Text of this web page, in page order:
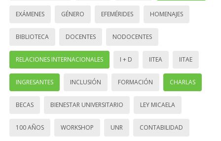
EXÁMENES GÉNERO EFEMÉRIDES HOMENAJES
BIBLIOTECA DOCENTES NODOCENTES
RELACIONES INTERNACIONALES I + D IITEA IITAE
INGRESANTES INCLUSIÓN FORMACIÓN CHARLAS
BECAS BIENESTAR UNIVERSITARIO LEY MICAELA
100 AÑOS WORKSHOP UNR CONTABILIDAD